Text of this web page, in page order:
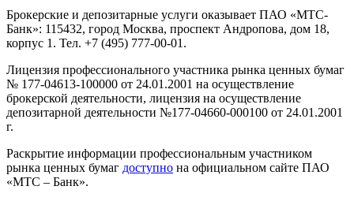
Брокерские и депозитарные услуги оказывает ПАО «МТС-
Банк»: 115432, город Москва, проспект Андропова, дом 18,
корпус 1. Тел. +7 (495) 777-00-01.
Лицензия профессионального участника рынка ценных бумаг
№ 177-04613-100000 от 24.01.2001 на осуществление
брокерской деятельности, лицензия на осуществление
депозитарной деятельности №177-04660-000100 от 24.01.2001
г.
Раскрытие информации профессиональным участником
рынка ценных бумаг доступно на официальном сайте ПАО
«МТС – Банк».